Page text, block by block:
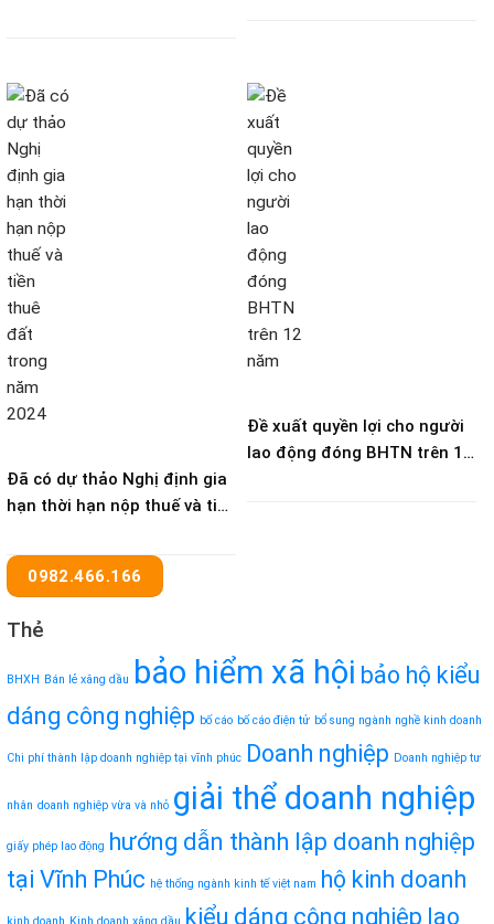
Đã có dự thảo Nghị định gia
hạn thời hạn nộp thuế và tiền
Đề xuất quyền lợi cho người
lao động đóng BHTN trên 12
0982.466.166
Thẻ
BHXH Bán lẻ xăng dầu bảo hiểm xã hội bảo hộ kiểu
dáng công nghiệp bố cáo bố cáo điện tử bổ sung ngành nghề kinh doanh
Chi phí thành lập doanh nghiệp tại vĩnh phúc Doanh nghiệp Doanh nghiệp tư
nhân doanh nghiệp vừa và nhỏ giải thể doanh nghiệp
giấy phép lao động hướng dẫn thành lập doanh nghiệp
tại Vĩnh Phúc hệ thống ngành kinh tế việt nam hộ kinh doanh
kiểu dáng công nghiệp lao